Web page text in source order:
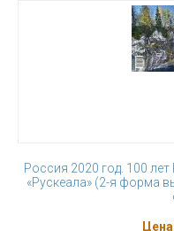
Россия 2020 год. 100
«Рускеала» (2-я форма